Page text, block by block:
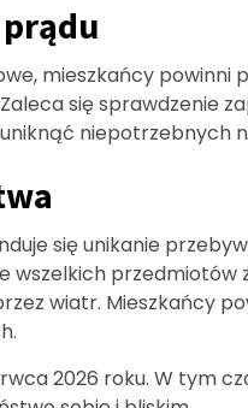
mieszkańcy powinni
się sprawdzenie
niepotrzebnych
się unikanie
wszelkich przedmiotów
wiatr. Mieszkańcy
2026 roku. W tym